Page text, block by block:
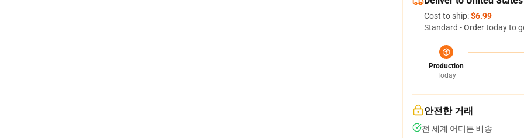
Cost to ship:$6.99
Standard - Order today to
Production
Today
안전한 거래
전 세계 어디든 배송